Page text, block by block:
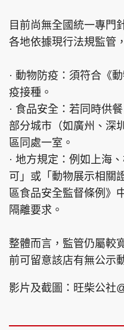
目前尚無全國統一專門
各地依據現行法規監管
· 動物防疫：須符合《
疫接種。
· 食品安全：若同時供
部分城市（如廣州、深
區同處一室。
· 地方規定：例如上海
可」或「動物展示相關
區食品安全監督條例》
隔離要求。
整體而言，監管仍屬較
前可留意該店有無公示
影片及截圖：旺柴公社